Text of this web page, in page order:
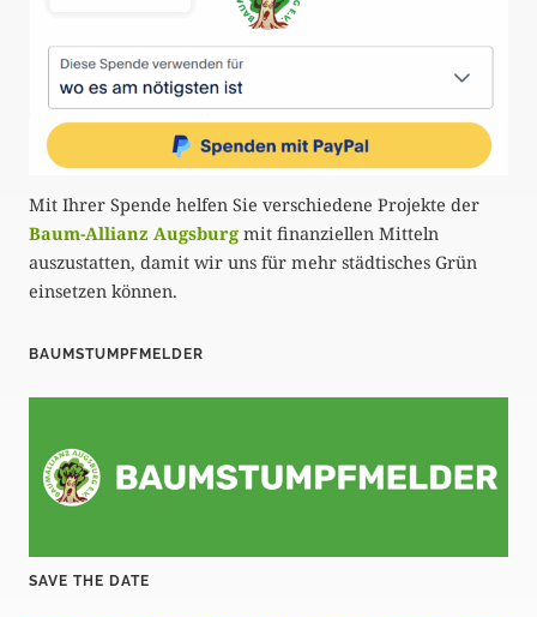
Mit Ihrer Spende helfen Sie verschiedene Projekte der
Baum-Allianz Augsburg mit finanziellen Mitteln
auszustatten, damit wir uns für mehr städtisches Grün
einsetzen können.
BAUMSTUMPFMELDER
SAVE THE DATE